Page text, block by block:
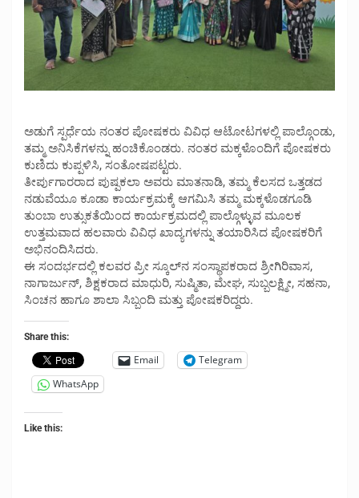
ಅಡುಗೆ ಸ್ಪರ್ಧೆಯ ನಂತರ ಪೋಷಕರು ವಿವಿಧ ಆಟೋಟಗಳಲ್ಲಿ ಪಾಲ್ಗೊಂಡು,
ತಮ್ಮ ಅನಿಸಿಕೆಗಳನ್ನು ಹಂಚಿಕೊಂಡರು. ನಂತರ ಮಕ್ಕಳೊಂದಿಗೆ ಪೋಷಕರು
ಕುಣಿದು ಕುಪ್ಪಳಿಸಿ, ಸಂತೋಷಪಟ್ಟರು.
ತೀರ್ಪುಗಾರರಾದ ಪುಷ್ಪಕಲಾ ಅವರು ಮಾತನಾಡಿ, ತಮ್ಮ ಕೆಲಸದ ಒತ್ತಡದ
ನಡುವೆಯೂ ಕೂಡಾ ಕಾರ್ಯಕ್ರಮಕ್ಕೆ ಆಗಮಿಸಿ ತಮ್ಮ ಮಕ್ಕಳೊಡಗೂಡಿ
ತುಂಬಾ ಉತ್ಸುಕತೆಯಿಂದ ಕಾರ್ಯಕ್ರಮದಲ್ಲಿ ಪಾಲ್ಗೊಳ್ಳುವ ಮೂಲಕ
ಉತ್ತಮವಾದ ಹಲವಾರು ವಿವಿಧ ಖಾದ್ಯಗಳನ್ನು ತಯಾರಿಸಿದ ಪೋಷಕರಿಗೆ
ಅಭಿನಂದಿಸಿದರು.
ಈ ಸಂದರ್ಭದಲ್ಲಿ ಕಲವರ ಪ್ರೀ ಸ್ಕೂಲ್‌ನ ಸಂಸ್ಥಾಪಕರಾದ ಶ್ರೀಗಿರಿವಾಸ,
ನಾಗಾರ್ಜುನ್, ಶಿಕ್ಷಕರಾದ ಮಾಧುರಿ, ಸುಷ್ಮಿತಾ, ಮೇಘ, ಸುಬ್ಬಲಕ್ಷ್ಮೀ, ಸಹನಾ,
ಸಿಂಚನ ಹಾಗೂ ಶಾಲಾ ಸಿಬ್ಬಂದಿ ಮತ್ತು ಪೋಷಕರಿದ್ದರು.
Share this:
Email
Telegram
WhatsApp
Like this: